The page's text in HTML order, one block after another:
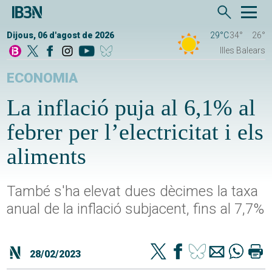
Dijous, 06 d'agost de 2026 29°C34°
26°
Illes Balears
ECONOMIA
La inflació puja al 6,1% al
febrer per l’electricitat i els
aliments
També s'ha elevat dues dècimes la taxa
anual de la inflació subjacent, fins al 7,7%
28/02/2023